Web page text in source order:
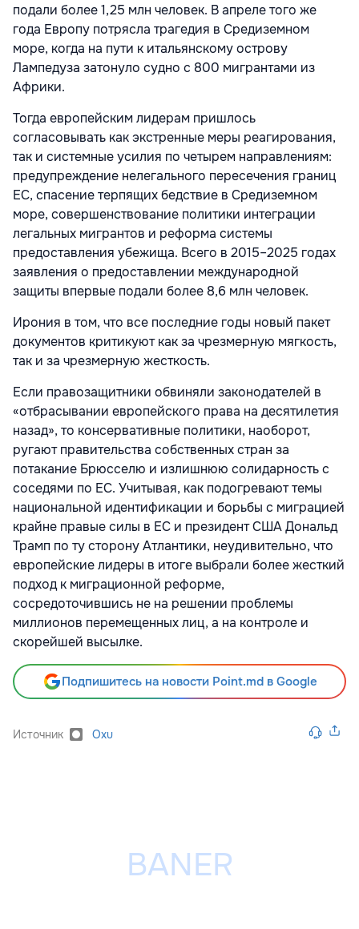
подали более 1,25 млн человек. В апреле того же
года Европу потрясла трагедия в Средиземном
море, когда на пути к итальянскому острову
Лампедуза затонуло судно с 800 мигрантами из
Африки.
Тогда европейским лидерам пришлось
согласовывать как экстренные меры реагирования,
так и системные усилия по четырем направлениям:
предупреждение нелегального пересечения границ
ЕС, спасение терпящих бедствие в Средиземном
море, совершенствование политики интеграции
легальных мигрантов и реформа системы
предоставления убежища. Всего в 2015–2025 годах
заявления о предоставлении международной
защиты впервые подали более 8,6 млн человек.
Ирония в том, что все последние годы новый пакет
документов критикуют как за чрезмерную мягкость,
так и за чрезмерную жесткость.
Если правозащитники обвиняли законодателей в
«отбрасывании европейского права на десятилетия
назад», то консервативные политики, наоборот,
ругают правительства собственных стран за
потакание Брюсселю и излишнюю солидарность с
соседями по ЕС. Учитывая, как подогревают темы
национальной идентификации и борьбы с миграцией
крайне правые силы в ЕС и президент США Дональд
Трамп по ту сторону Атлантики, неудивительно, что
европейские лидеры в итоге выбрали более жесткий
подход к миграционной реформе,
сосредоточившись не на решении проблемы
миллионов перемещенных лиц, а на контроле и
скорейшей высылке.
Подпишитесь на новости Point.md в Google
Источник Oxu